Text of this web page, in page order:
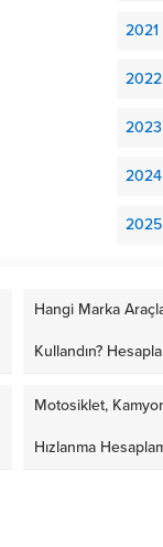
2021
Hangi Marka
Kullandın? Hesapla
Motosiklet,
Hızlanma